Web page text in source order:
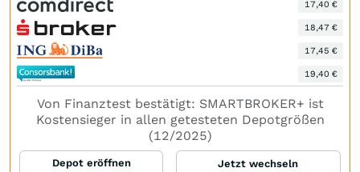
17,40 €
18,47 €
17,45 €
19,40 €
Von Finanztest bestätigt: SMARTBROKER+ ist
Kostensieger in allen getesteten Depotgrößen
(12/2025)
Depot eröffnen Jetzt wechseln